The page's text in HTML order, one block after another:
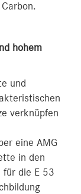
hohem
und
verknüpfen
eine AMG
in den
für die E 53